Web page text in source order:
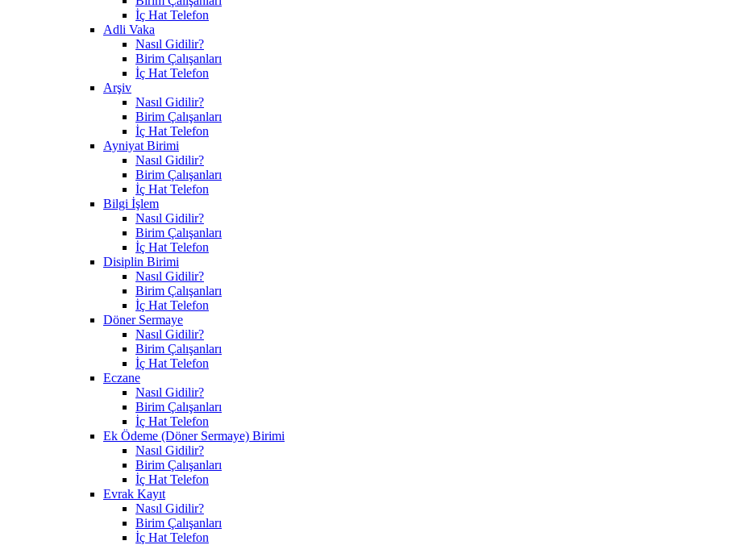
İç Hat Telefon
Adli Vaka
Nasıl Gidilir?
Birim Çalışanları
İç Hat Telefon
Arşiv
Nasıl Gidilir?
Birim Çalışanları
İç Hat Telefon
Ayniyat Birimi
Nasıl Gidilir?
Birim Çalışanları
İç Hat Telefon
Bilgi İşlem
Nasıl Gidilir?
Birim Çalışanları
İç Hat Telefon
Disiplin Birimi
Nasıl Gidilir?
Birim Çalışanları
İç Hat Telefon
Döner Sermaye
Nasıl Gidilir?
Birim Çalışanları
İç Hat Telefon
Eczane
Nasıl Gidilir?
Birim Çalışanları
İç Hat Telefon
Ek Ödeme (Döner Sermaye) Birimi
Nasıl Gidilir?
Birim Çalışanları
İç Hat Telefon
Evrak Kayıt
Nasıl Gidilir?
Birim Çalışanları
İç Hat Telefon